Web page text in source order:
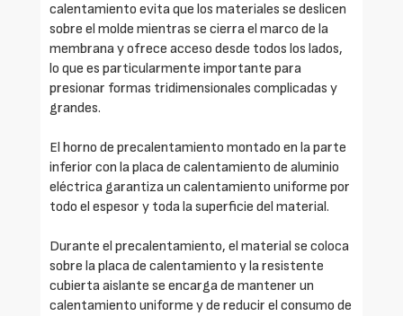
calentamiento evita que los materiales se deslicen
sobre el molde mientras se cierra el marco de la
membrana y ofrece acceso desde todos los lados,
lo que es particularmente importante para
presionar formas tridimensionales complicadas y
grandes.
El horno de precalentamiento montado en la parte
inferior con la placa de calentamiento de aluminio
eléctrica garantiza un calentamiento uniforme por
todo el espesor y toda la superficie del material.
Durante el precalentamiento, el material se coloca
sobre la placa de calentamiento y la resistente
cubierta aislante se encarga de mantener un
calentamiento uniforme y de reducir el consumo de